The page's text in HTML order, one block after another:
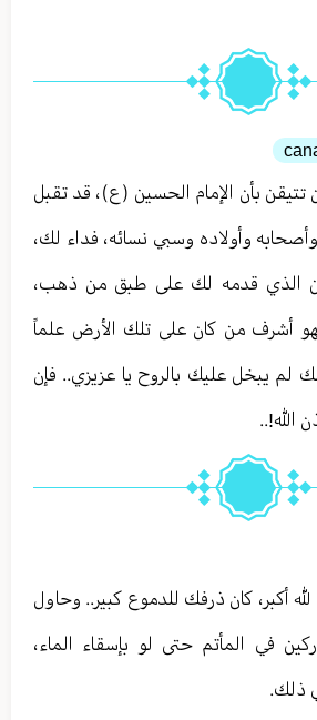
تتيقن بأن الإمام الحسين (ع)، قد تقبل
وأولاده وسبي نسائه، فداء لك،
الذي قدمه لك على طبق من ذهب،
أشرف من كان على تلك الأرض علماً
لم يبخل عليك بالروح يا عزيزي.. فإن
الله!..
أكبر، كان ذرفك للدموع كبير.. وحاول
في المأتم حتى لو بإسقاء الماء،
ذلك.